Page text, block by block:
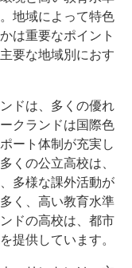
地域によって特色
は重要なポイント
要な地域別におす
ドは、多くの優れ
クランドは国際色
ート体制が充実し
くの公立高校は、
多様な課外活動が
く、高い教育水準
ドの高校は、都市
提供しています。